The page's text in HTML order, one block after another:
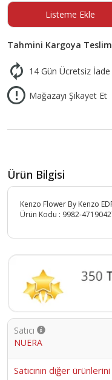
Listeme Ekle
Tahmini Kargoya
14 Gün Ücretsiz İade
Mağazayı Şikayet Et
Ürün Bilgisi
Kenzo Flower By Kenzo
Ürün Kodu : 9982-
Satıcı
NUERA
Satıcının diğer